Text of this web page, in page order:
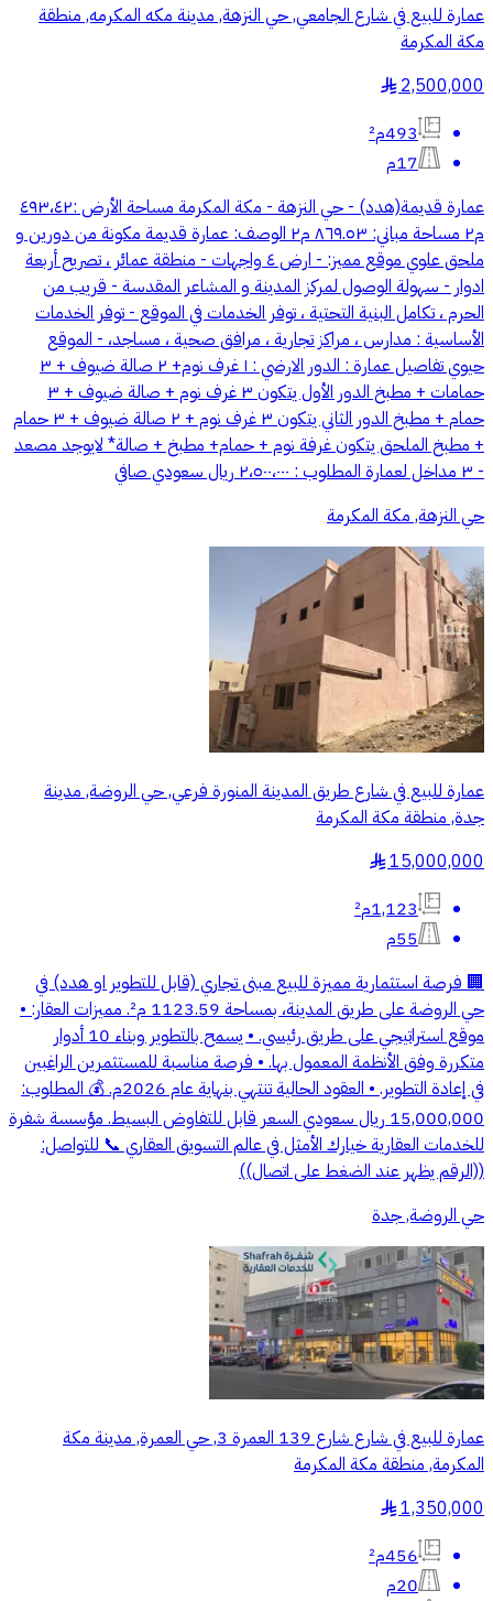
عمارة للبيع في شارع الجامعي, حي النزهة, مدينة مكه المكرمه, منطقة
مكة المكرمة
2,500,000
§
493م²
17م
عمارة قديمة(هدد) - حي النزهة - مكة المكرمة مساحة الأرض :٤٩٣،٤٢
م٢ مساحة مباني: ٨٦٩.٥٣ م٢ الوصف: عمارة قديمة مكونة من دورين و
ملحق علوي موقع مميز: - ارض ٤ واجهات - ⁠منطقة عمائر ، تصريح أربعة
ادوار - ⁠سهولة الوصول لمركز المدينة و المشاعر المقدسة - ⁠قريب من
الحرم ، تكامل البنية التحتية ، توفر الخدمات في الموقع - ⁠توفر الخدمات
الأساسية : مدارس ، مراكز تجارية ، مرافق صحية ، مساجد، - ⁠الموقع
حيوي تفاصيل عمارة : الدور الارضي : ١ غرف نوم+ ٢ صالة ضيوف + ٣
حمامات + مطبخ الدور الأول يتكون ٣ غرف نوم + صالة ضيوف + ٣
حمام + مطبخ الدور الثاني يتكون ٣ غرف نوم + ٢ صالة ضيوف + ٣ حمام
+ مطبخ الملحق يتكون غرفة نوم + حمام+ مطبخ + صالة* لايوجد مصعد
- ٣ مداخل لعمارة المطلوب : ٢،٥٠٠،٠٠٠ ريال سعودي صافي
حي النزهة, مكة المكرمة
عمارة للبيع في شارع طريق المدينة المنورة فرعي, حي الروضة, مدينة
جدة, منطقة مكة المكرمة
15,000,000
§
1,123م²
55م
🏢 فرصة استثمارية مميزة للبيع مبنى تجاري (قابل للتطوير او هدد) في
حي الروضة على طريق المدينة، بمساحة 1123.59 م². مميزات العقار: •
موقع استراتيجي على طريق رئيسي. • يسمح بالتطوير وبناء 10 أدوار
متكررة وفق الأنظمة المعمول بها. • فرصة مناسبة للمستثمرين الراغبين
في إعادة التطوير. • العقود الحالية تنتهي بنهاية عام 2026م. 💰 المطلوب:
15,000,000 ريال سعودي السعر قابل للتفاوض البسيط. مؤسسة شفرة
للخدمات العقارية خيارك الأمثل في عالم التسويق العقاري 📞 للتواصل:
((الرقم يظهر عند الضغط على اتصال))
حي الروضة, جدة
عمارة للبيع في شارع شارع 139 العمرة 3, حي العمرة, مدينة مكة
المكرمة, منطقة مكة المكرمة
1,350,000
§
456م²
20م